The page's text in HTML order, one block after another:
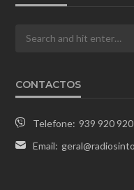
CONTACTOS
Telefone: 939 920 920
Email: